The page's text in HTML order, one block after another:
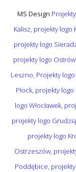
MS Design
Kalisz projekty logo
projekty logo
projekty logo
Leszno Projekty
Płock projekty logo
logo Włocławek
projekty logo
projekty logo
Ostrzeszów,
Poddębice